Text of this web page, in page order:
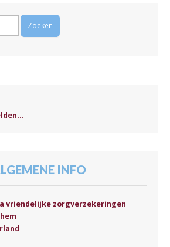
INFO
vriendelijke zorgverzekeringen